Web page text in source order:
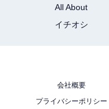
All About
イチオシ
会社概要
プライバシーポリシー